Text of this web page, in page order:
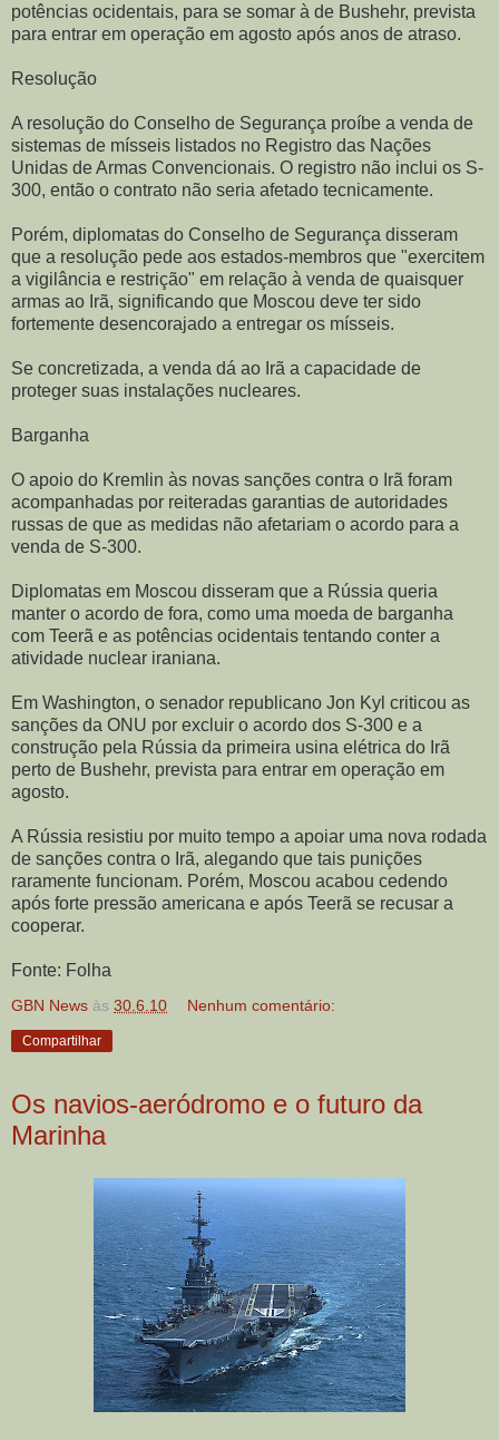
potências ocidentais, para se somar à de Bushehr, prevista
para entrar em operação em agosto após anos de atraso.
Resolução
A resolução do Conselho de Segurança proíbe a venda de
sistemas de mísseis listados no Registro das Nações
Unidas de Armas Convencionais. O registro não inclui os S-
300, então o contrato não seria afetado tecnicamente.
Porém, diplomatas do Conselho de Segurança disseram
que a resolução pede aos estados-membros que "exercitem
a vigilância e restrição" em relação à venda de quaisquer
armas ao Irã, significando que Moscou deve ter sido
fortemente desencorajado a entregar os mísseis.
Se concretizada, a venda dá ao Irã a capacidade de
proteger suas instalações nucleares.
Barganha
O apoio do Kremlin às novas sanções contra o Irã foram
acompanhadas por reiteradas garantias de autoridades
russas de que as medidas não afetariam o acordo para a
venda de S-300.
Diplomatas em Moscou disseram que a Rússia queria
manter o acordo de fora, como uma moeda de barganha
com Teerã e as potências ocidentais tentando conter a
atividade nuclear iraniana.
Em Washington, o senador republicano Jon Kyl criticou as
sanções da ONU por excluir o acordo dos S-300 e a
construção pela Rússia da primeira usina elétrica do Irã
perto de Bushehr, prevista para entrar em operação em
agosto.
A Rússia resistiu por muito tempo a apoiar uma nova rodada
de sanções contra o Irã, alegando que tais punições
raramente funcionam. Porém, Moscou acabou cedendo
após forte pressão americana e após Teerã se recusar a
cooperar.
Fonte: Folha
GBN News às 30.6.10 Nenhum comentário:
Compartilhar
Os navios-aeródromo e o futuro da
Marinha